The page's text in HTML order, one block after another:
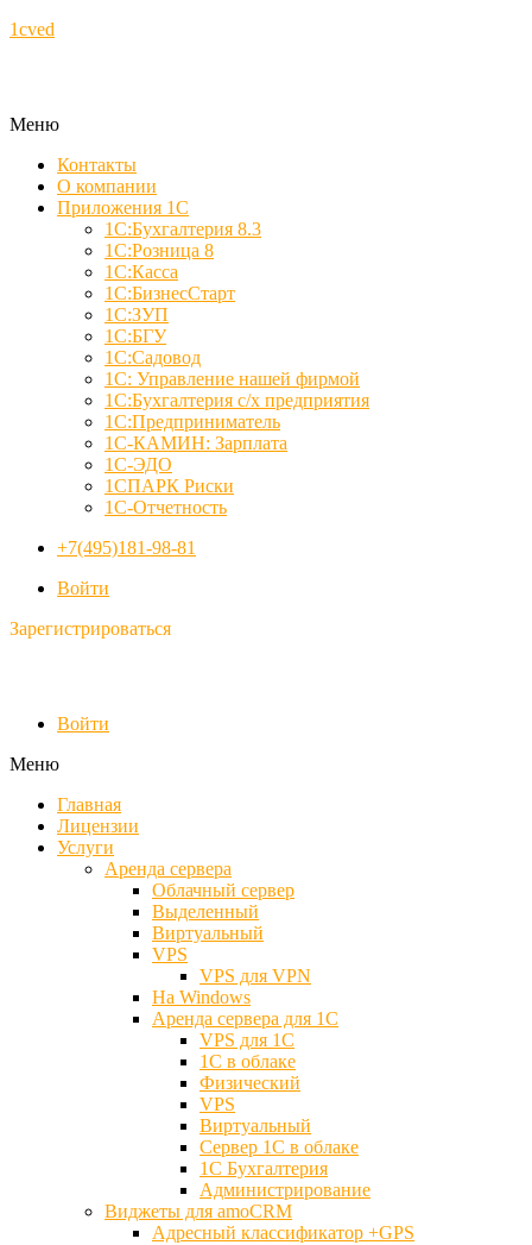
1cved
Меню
Контакты
О компании
Приложения 1С
1С:Бухгалтерия 8.3
1С:Розница 8
1С:Касса
1С:БизнесСтарт
1С:ЗУП
1С:БГУ
1С:Садовод
1С: Управление нашей фирмой
1С:Бухгалтерия с/х предприятия
1С:Предприниматель
1С-КАМИН: Зарплата
1С-ЭДО
1СПАРК Риски
1С-Отчетность
+7(495)181-98-81
Войти
Зарегистрироваться
Войти
Меню
Главная
Лицензии
Услуги
Аренда сервера
Облачный сервер
Выделенный
Виртуальный
VPS
VPS для VPN
На Windows
Аренда сервера для 1С
VPS для 1С
1С в облаке
Физический
VPS
Виртуальный
Сервер 1С в облаке
1С Бухгалтерия
Администрирование
Виджеты для amoCRM
Адресный классификатор +GPS